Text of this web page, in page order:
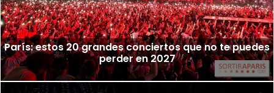
París: estos 20 grandes conciertos que no te puedes
perder en 2027